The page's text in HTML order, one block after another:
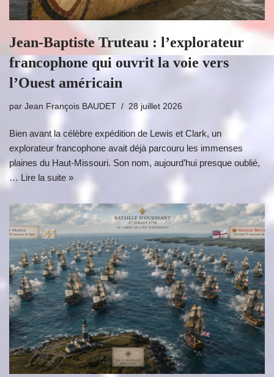
Jean-Baptiste Truteau : l’explorateur
francophone qui ouvrit la voie vers
l’Ouest américain
par Jean François BAUDET 28 juillet 2026
Bien avant la célèbre expédition de Lewis et Clark, un
explorateur francophone avait déjà parcouru les immenses
plaines du Haut-Missouri. Son nom, aujourd’hui presque oublié,
… Lire la suite »